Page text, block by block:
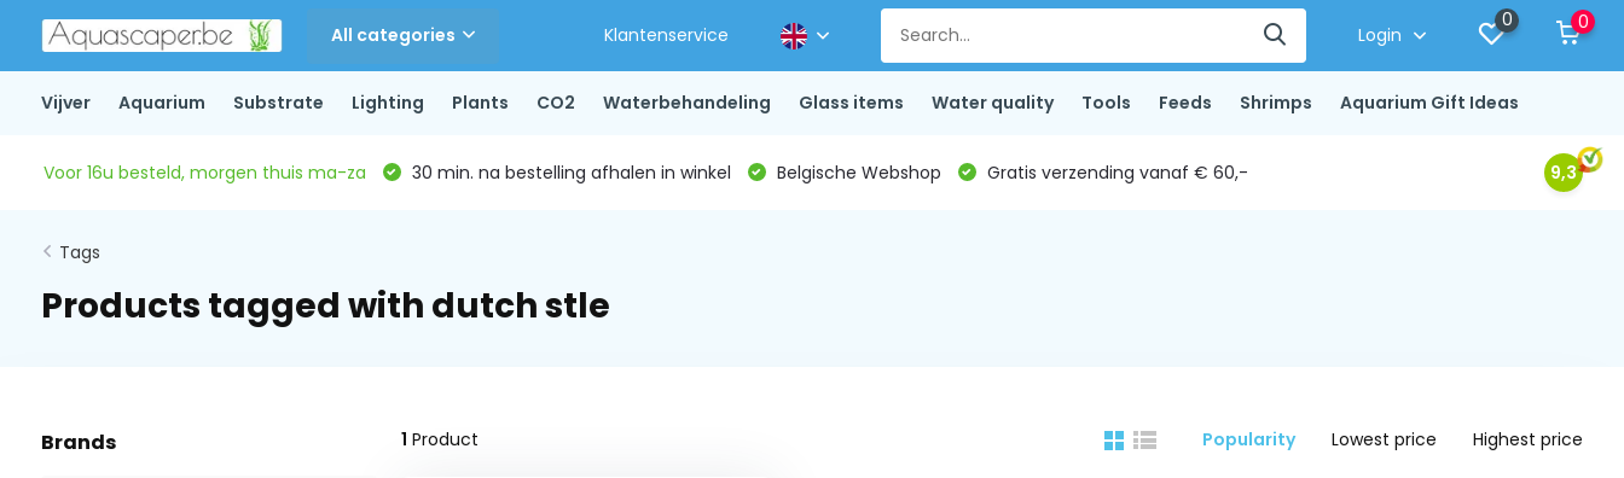
All categories Klantenservice Login
0 0
Vijver Aquarium Substrate Lighting Plants CO2 Waterbehandeling Glass items Water quality Tools Feeds Shrimps Aquarium Gift Ideas
Voor 16u besteld, morgen thuis ma-za 30 min. na bestelling afhalen in winkel Belgische Webshop Gratis verzending vanaf € 60,- 9,3
Tags
Products tagged with dutch stle
Brands 1 Product Popularity Lowest price Highest price